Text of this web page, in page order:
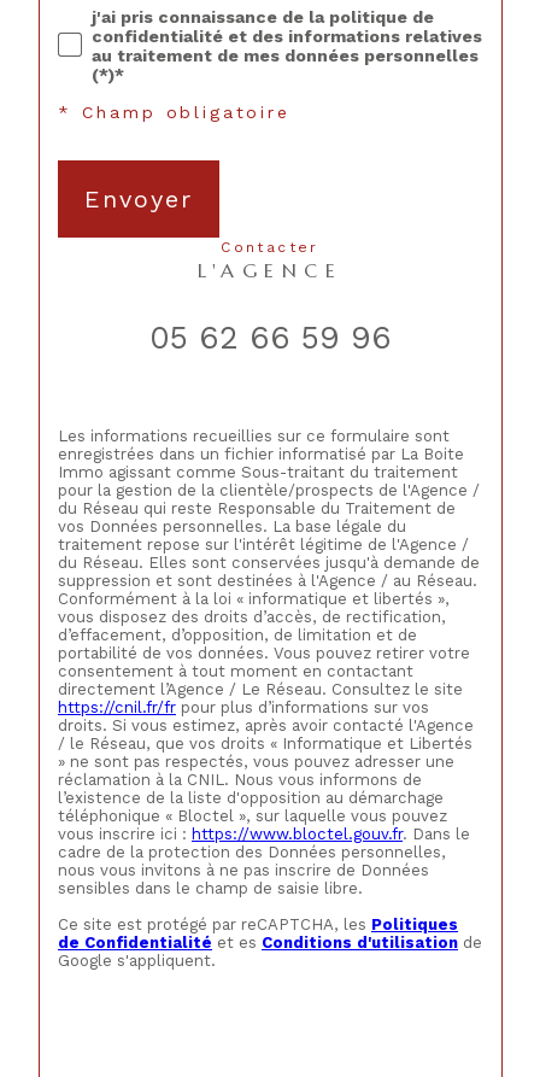
j'ai pris connaissance de la politique de
confidentialité et des informations relatives
au traitement de mes données personnelles
(*)*
* Champ obligatoire
Envoyer
contacter
L'AGENCE
05 62 66 59 96
Les informations recueillies sur ce formulaire sont
enregistrées dans un fichier informatisé par La Boite
Immo agissant comme Sous-traitant du traitement
pour la gestion de la clientèle/prospects de l'Agence /
du Réseau qui reste Responsable du Traitement de
vos Données personnelles. La base légale du
traitement repose sur l'intérêt légitime de l'Agence /
du Réseau. Elles sont conservées jusqu'à demande de
suppression et sont destinées à l'Agence / au Réseau.
Conformément à la loi « informatique et libertés »,
vous disposez des droits d’accès, de rectification,
d’effacement, d’opposition, de limitation et de
portabilité de vos données. Vous pouvez retirer votre
consentement à tout moment en contactant
directement l’Agence / Le Réseau. Consultez le site
https://cnil.fr/fr pour plus d’informations sur vos
droits. Si vous estimez, après avoir contacté l'Agence
/ le Réseau, que vos droits « Informatique et Libertés
» ne sont pas respectés, vous pouvez adresser une
réclamation à la CNIL. Nous vous informons de
l’existence de la liste d'opposition au démarchage
téléphonique « Bloctel », sur laquelle vous pouvez
vous inscrire ici : https://www.bloctel.gouv.fr. Dans le
cadre de la protection des Données personnelles,
nous vous invitons à ne pas inscrire de Données
sensibles dans le champ de saisie libre.
Ce site est protégé par reCAPTCHA, les Politiques
de Confidentialité et es Conditions d'utilisation de
Google s'appliquent.